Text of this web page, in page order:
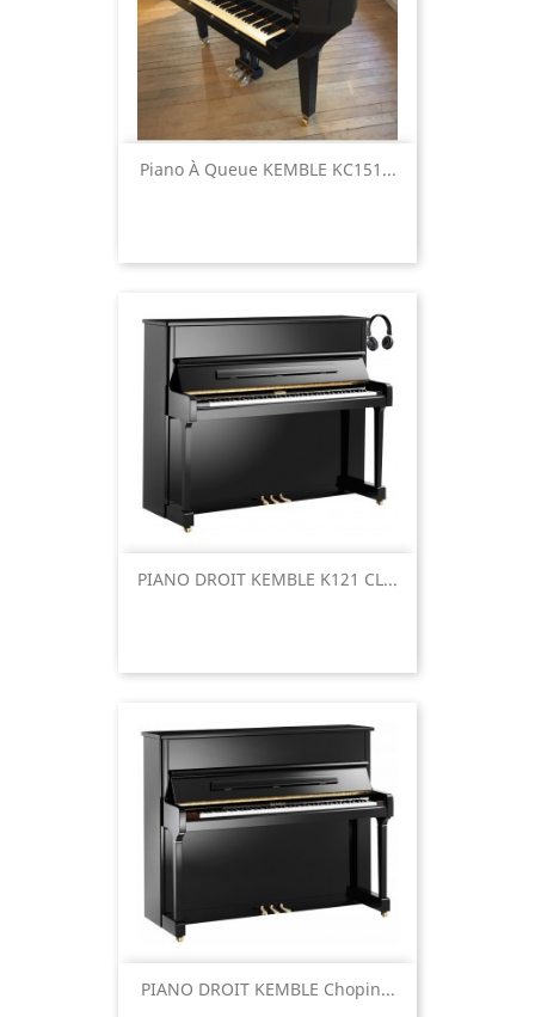
Piano À Queue KEMBLE KC151...
PIANO DROIT KEMBLE K121 CL...
PIANO DROIT KEMBLE Chopin...